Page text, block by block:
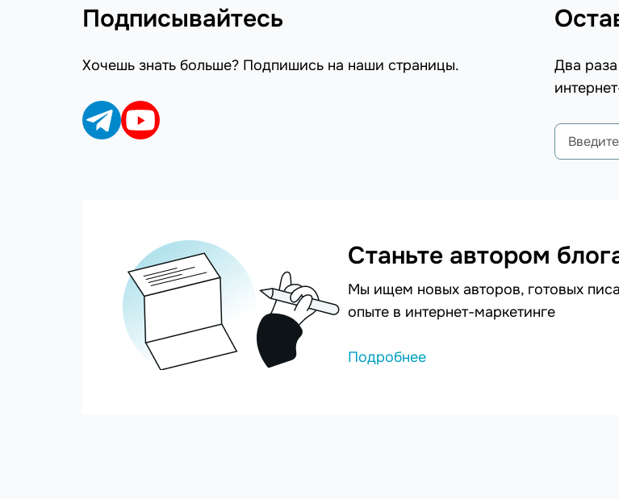
Подписывайтесь
Хочешь знать больше? Подпишись на наши страницы.
Два
Станьте автором
Мы ищем новых авторов, готовых
опыте в интернет-маркетинге
Подробнее